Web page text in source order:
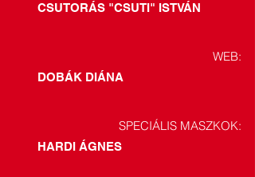
CSUTORÁS "CSUTI" ISTVÁN
WEB:
DOBÁK DIÁNA
SPECIÁLIS MASZKOK:
HARDI ÁGNES